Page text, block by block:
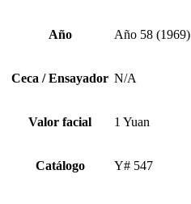
Año Año 58 (1969)
Ceca / Ensayador N/A
Valor facial 1 Yuan
Catálogo Y# 547